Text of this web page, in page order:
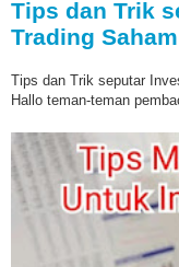
Tips dan Trik
Trading
Tips dan Trik seputar
Hallo teman-teman